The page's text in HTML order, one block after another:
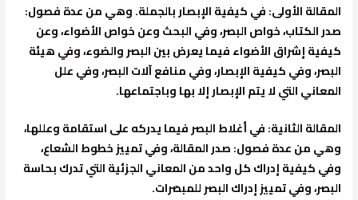
المقالة الأولى: في كيفية الإبصار بالجملة. وهي من عدة فصول:
صدر الكتاب، خواص البصر، وفي البحث وعن خواص الأضواء، وعن
كيفية إشراق الأضواء فيما يعرض بين البصر والضوء، وفي هيئة
البصر، وفي كيفية الإبصار، وفي منافع آلات البصر، وفي علل
المعاني التي لا يتم الإبصار إلا بها وباجتماعها.
المقالة الثانية: في أغلاط البصر فيما يدركه على استقامة وعللها،
وهي من عدة فصول: صدر المقالة، وفي تمييز خطوط الشعاع،
وفي كيفية إدراك كل واحد من المعاني الجزئية التي تدرك بحاسة
البصر، وفي تمييز إدراك البصر للمبصَرات.